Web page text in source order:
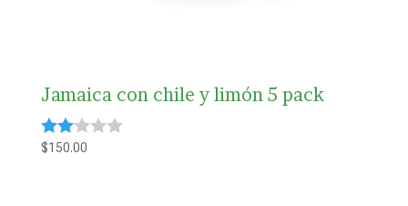
Jamaica con chile y limón 5 pack
Valorado
$150.00